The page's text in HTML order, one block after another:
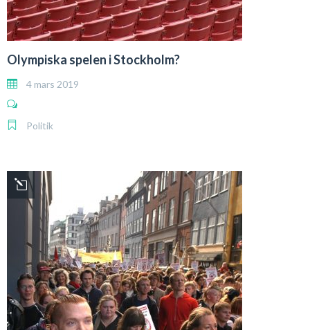
Olympiska spelen i Stockholm?
4 mars 2019
Politik